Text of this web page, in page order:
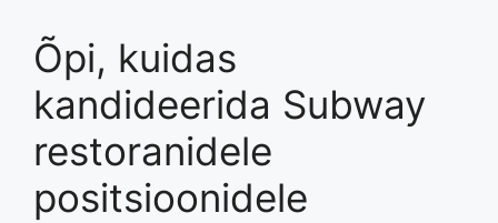
Õpi, kuidas
kandideerida Subway
restoranidele
positsioonidele